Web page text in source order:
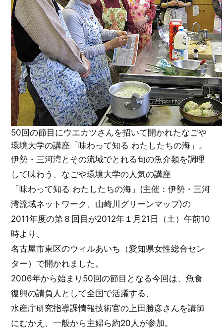
50回の節目にウエカツさんを招いて開かれたなごや
環境大学の講座「味わって知る わたしたちの海」。
伊勢・三河湾とその流域でとれる旬の魚介類を調理
して味わう、なごや環境大学の人気の講座
「味わって知る わたしたちの海」(主催：伊勢・三河
湾流域ネットワーク、山崎川グリーンマップ)の
2011年度の第８回目が2012年１月21日（土）午前10
時より、
名古屋市東区のウィルあいち（愛知県女性総合セン
ター）で開かれました。
2006年から始まり50回の節目となる今回は、魚食
復興の請負人として全国で活躍する、
水産庁研究指導課情報技術官の上田勝彦さんを講師
にむかえ、一般から主婦ら約20人が参加。